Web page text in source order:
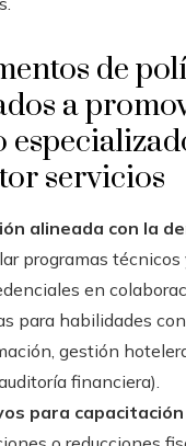
de
a
servicios
alineada con la
programas técnicos
en
para habilidades
gestión
financiera).
para